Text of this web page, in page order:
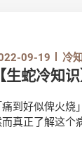
09-19 冷
【生蛇冷知
痛到好似俾火
真正了解这个